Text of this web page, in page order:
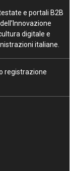
e portali B2B
digitale e
italiane.
registrazione